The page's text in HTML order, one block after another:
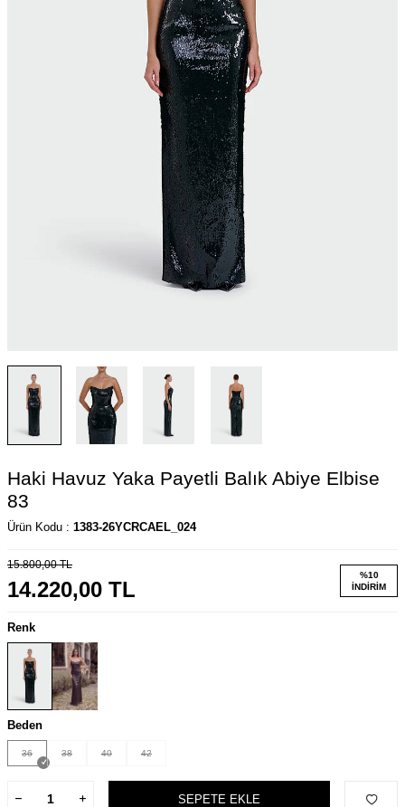
Haki Havuz Yaka Payetli Balık Abiye Elbise
83
Ürün Kodu : 1383-26YCRCAEL_024
15.800,00TL
14.220,00 TL
%10
İNDIRIM
Renk
Beden
36 38 40 42
SEPETE EKLE